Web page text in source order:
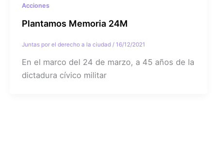
Acciones
Plantamos Memoria 24M
Juntas por el derecho a la ciudad / 16/12/2021
En el marco del 24 de marzo, a 45 años de la
dictadura cívico militar